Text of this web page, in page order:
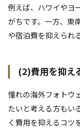
例えば、ハワイやヨ
がちです。一方、東
や宿泊費を抑えられ
(2)費用を抑え
憧れの海外フォトウ
たいと考える方もい
く費用を抑えるコツ